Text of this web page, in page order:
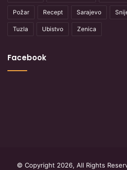
Požar Recept Sarajevo
Tuzla Ubistvo Zenica
Facebook
© Copyright 2026, All Rights